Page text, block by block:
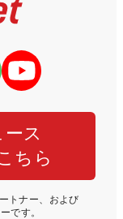
ス
ちら
トナー、および
です。